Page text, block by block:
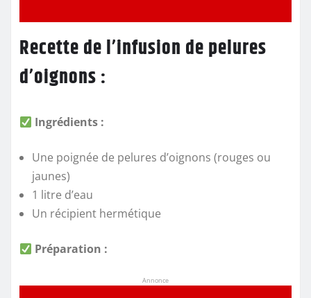
Recette de l’infusion de pelures
d’oignons :
Ingrédients :
Une poignée de pelures d’oignons (rouges ou
jaunes)
1 litre d’eau
Un récipient hermétique
Préparation :
Annonce